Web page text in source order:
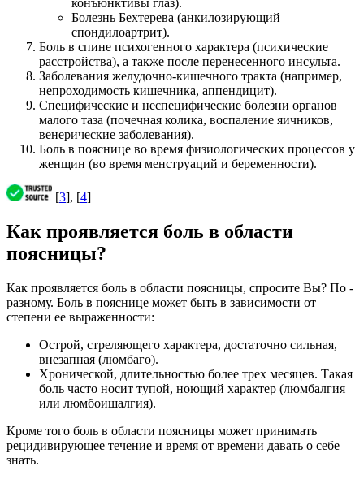
конъюнктивы глаз).
Болезнь Бехтерева (анкилозирующий
спондилоартрит).
Боль в спине психогенного характера (психические
расстройства), а также после перенесенного инсульта.
Заболевания желудочно-кишечного тракта (например,
непроходимость кишечника, аппендицит).
Специфические и неспецифические болезни органов
малого таза (почечная колика, воспаление яичников,
венерические заболевания).
Боль в пояснице во время физиологических процессов у
женщин (во время менструаций и беременности).
[3], [4]
Как проявляется боль в области
поясницы?
Как проявляется боль в области поясницы, спросите Вы? По -
разному. Боль в пояснице может быть в зависимости от
степени ее выраженности:
Острой, стреляющего характера, достаточно сильная,
внезапная (люмбаго).
Хронической, длительностью более трех месяцев. Такая
боль часто носит тупой, ноющий характер (люмбалгия
или люмбоишалгия).
Кроме того боль в области поясницы может принимать
рецидивирующее течение и время от времени давать о себе
знать.